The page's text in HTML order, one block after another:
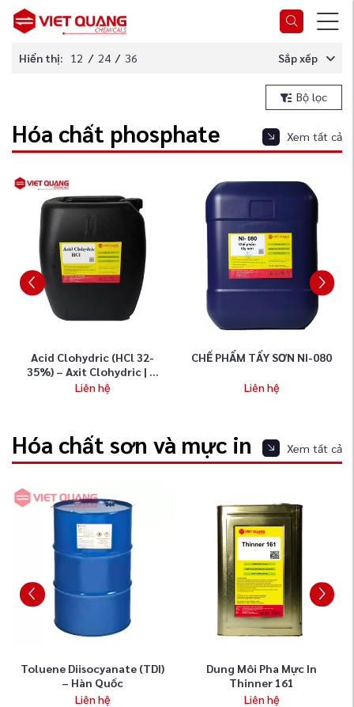
Hiển thị: 12 / 24 / 36 Sắp xếp
Bộ lọc
Hóa chất phosphate Xem tất cả
CHẾ PHẨM TẨY SƠN NI-080
Liên hệ
Hóa Chất Phosphate Lau
Liên hệ
Hóa chất sơn và mực in Xem tất cả
Dung Môi Pha Mực In
Thinner 161
Liên hệ
Dung Môi Pha Sơn,
130
Liên hệ